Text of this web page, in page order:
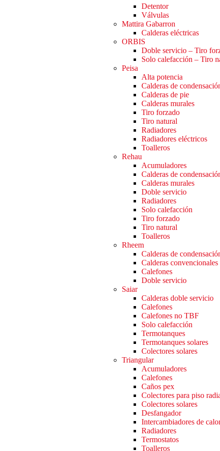
Detentor
Válvulas
Mattira Gabarron
Calderas eléctricas
ORBIS
Doble servicio – Tiro
Solo calefacción – Tiro
Peisa
Alta potencia
Calderas de
Calderas de pie
Calderas murales
Tiro forzado
Tiro natural
Radiadores
Radiadores eléctricos
Toalleros
Rehau
Acumuladores
Calderas de
Calderas murales
Doble servicio
Radiadores
Solo calefacción
Tiro forzado
Tiro natural
Toalleros
Rheem
Calderas de
Calderas convencionales
Calefones
Doble servicio
Saiar
Calderas doble servicio
Calefones
Calefones no TBF
Solo calefacción
Termotanques
Termotanques solares
Colectores solares
Triangular
Acumuladores
Calefones
Caños pex
Colectores para piso
Colectores solares
Desfangador
Intercambiadores de
Radiadores
Termostatos
Toalleros